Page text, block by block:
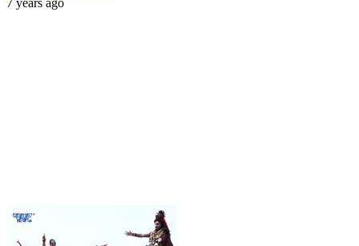
7 years ago